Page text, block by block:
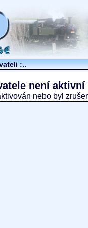
:..
není aktivní
nebo byl